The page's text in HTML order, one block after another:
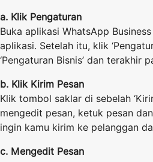
a. Klik Pengaturan
Buka aplikasi WhatsApp
aplikasi. Setelah itu, klik
‘Pengaturan Bisnis’ dan terakhir
b. Klik Kirim Pesan
Klik tombol saklar di sebelah
mengedit pesan, ketuk pesan
ingin kamu kirim ke pelanggan
c. Mengedit Pesan